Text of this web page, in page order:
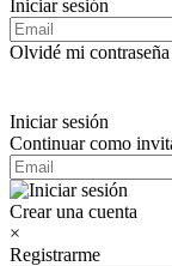
Iniciar sesión
Olvidé mi contraseña
Iniciar sesión
Continuar como
Crear una cuenta
×
Registrarme